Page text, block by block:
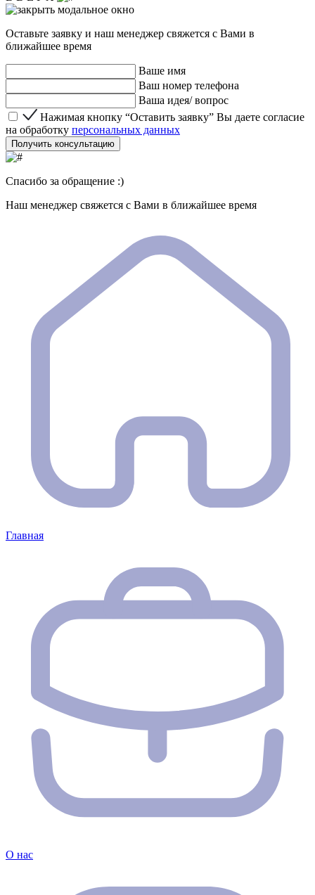
Оставьте заявку и наш менеджер свяжется с Вами в
ближайшее время
Ваше имя
Ваш номер телефона
Ваша идея/ вопрос
Нажимая кнопку “Оставить заявку” Вы даете согласие
Нажимая кнопку “Оставить заявку” Вы даете согласие
на обработку персональных данных
Получить консультацию
Спасибо за обращение :)
Наш менеджер свяжется с Вами в ближайшее время
Главная
О нас